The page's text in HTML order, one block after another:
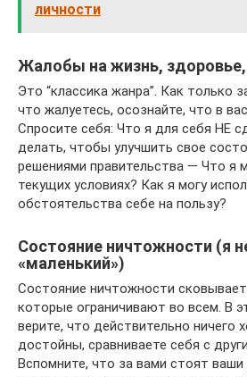
личности
Жалобы на жизнь, здоровье,
Это “классика жанра”. Как только
что жалуетесь, осознайте, что в
Спросите себя: Что я для себя НЕ
делать, чтобы улучшить свое
решениями правительства — Что я
текущих условиях? Как я могу
обстоятельства себе на пользу?
Состояние ничтожности (я
«маленький»)
Состояние ничтожности
которые ограничивают во всем. В
верите, что действительно ничего
достойны, сравниваете себя с
Вспомните, что за вами стоят ваши